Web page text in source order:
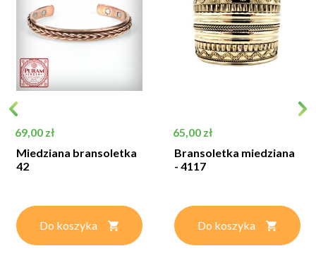
Cena
69,00 zł
Miedziana bransoletka
42
Do koszyka
Cena
65,00 zł
Bransoletka miedziana
- 4117
Do koszyka